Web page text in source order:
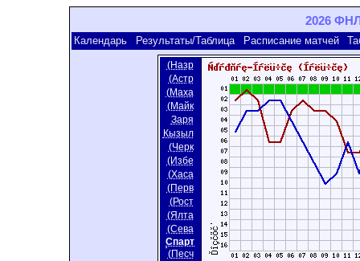
2026
Календарь Результаты/Таблица Расписание матчей
(Назр
(Астр
(Маха
(Майк
Заря
Кызыл
(Черк
(Избе
(Хаса
(Перв
(Рост
(Ялта
(Сева
Спарт
(Песч